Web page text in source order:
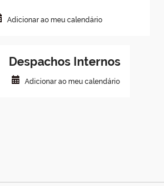
Adicionar ao meu calendário
Despachos Internos
Adicionar ao meu calendário